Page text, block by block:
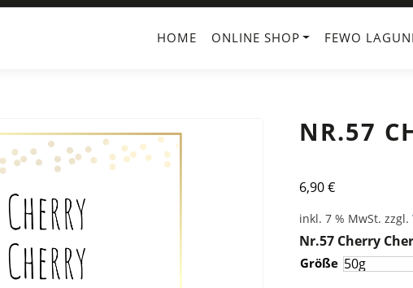
HOME ONLINE SHOP FEWO
NR.57
6,90€
inkl. 7 % MwSt. zzgl.
Nr.57 Cherry
Größe